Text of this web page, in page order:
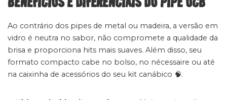
Ao contrário dos pipes de metal ou madeira, a versão em
vidro é neutra no sabor, não compromete a qualidade da
brisa e proporciona hits mais suaves. Além disso, seu
formato compacto cabe no bolso, no nécessaire ou até
na caixinha de acessórios do seu kit canábico 🧠.